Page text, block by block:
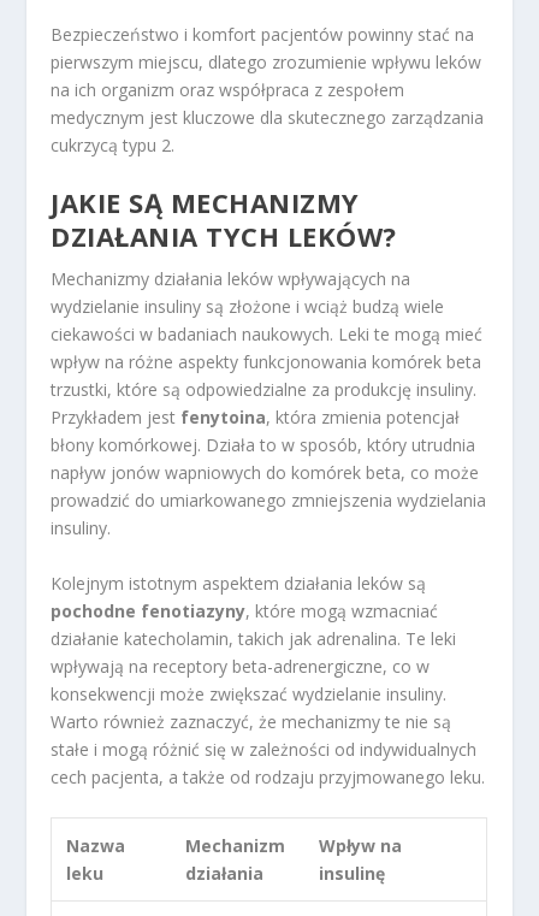
Bezpieczeństwo i komfort pacjentów powinny stać na
pierwszym miejscu, dlatego zrozumienie wpływu leków
na ich organizm oraz współpraca z zespołem
medycznym jest kluczowe dla skutecznego zarządzania
cukrzycą typu 2.
JAKIE SĄ MECHANIZMY
DZIAŁANIA TYCH LEKÓW?
Mechanizmy działania leków wpływających na
wydzielanie insuliny są złożone i wciąż budzą wiele
ciekawości w badaniach naukowych. Leki te mogą mieć
wpływ na różne aspekty funkcjonowania komórek beta
trzustki, które są odpowiedzialne za produkcję insuliny.
Przykładem jest fenytoina, która zmienia potencjał
błony komórkowej. Działa to w sposób, który utrudnia
napływ jonów wapniowych do komórek beta, co może
prowadzić do umiarkowanego zmniejszenia wydzielania
insuliny.
Kolejnym istotnym aspektem działania leków są
pochodne fenotiazyny, które mogą wzmacniać
działanie katecholamin, takich jak adrenalina. Te leki
wpływają na receptory beta-adrenergiczne, co w
konsekwencji może zwiększać wydzielanie insuliny.
Warto również zaznaczyć, że mechanizmy te nie są
stałe i mogą różnić się w zależności od indywidualnych
cech pacjenta, a także od rodzaju przyjmowanego leku.
Nazwa
leku
Mechanizm
działania
Wpływ na
insulinę